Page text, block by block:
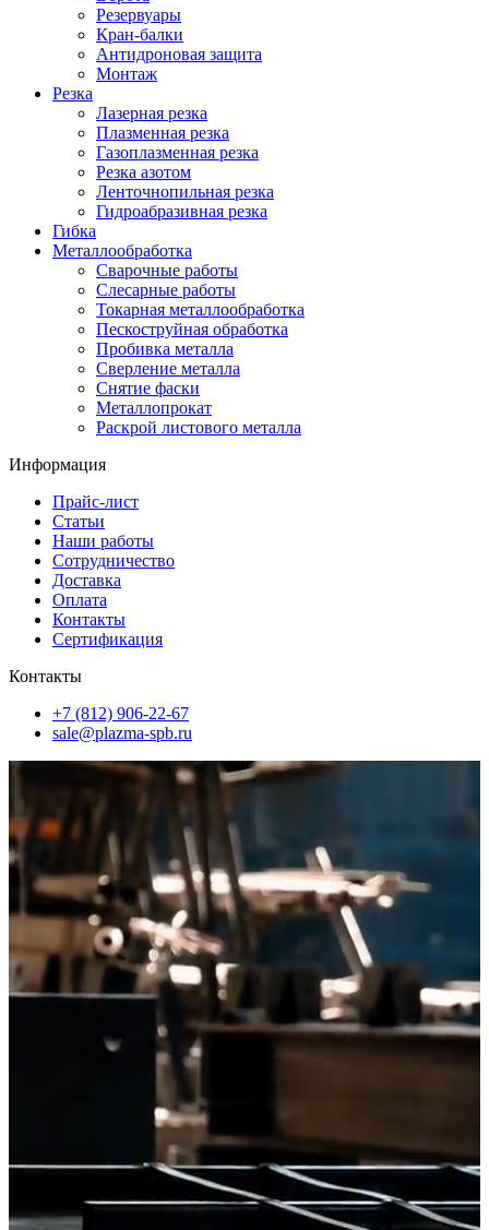
Резервуары
Кран-балки
Антидроновая защита
Монтаж
Резка
Лазерная резка
Плазменная резка
Газоплазменная резка
Резка азотом
Ленточнопильная резка
Гидроабразивная резка
Гибка
Металлообработка
Сварочные работы
Слесарные работы
Токарная металлообработка
Пескоструйная обработка
Пробивка металла
Сверление металла
Снятие фаски
Металлопрокат
Раскрой листового металла
Информация
Прайс-лист
Статьи
Наши работы
Сотрудничество
Доставка
Оплата
Контакты
Сертификация
Контакты
+7 (812) 906-22-67
sale@plazma-spb.ru